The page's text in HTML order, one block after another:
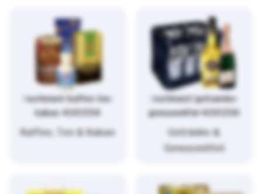
/sortiment/kaffee-tee-
kakao-4261254
Kaffee, Tee & Kakao
/sortiment/getraenke-
genussmittel-4261256
Getränke &
Genussmittel